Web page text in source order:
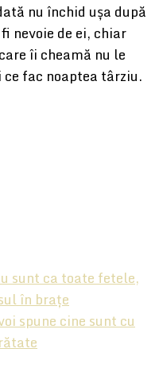
nu închid ușa după
nevoie de ei, chiar
îi cheamă nu le
ce fac noaptea târziu.
sunt ca toate fetele,
în brațe
spune cine sunt cu